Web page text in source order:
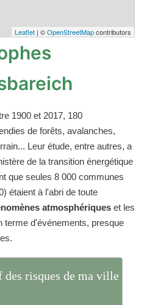
Leaflet | ©OpenStreetMapcontributors
1900 et 2017, 180
de forêts, avalanches,
Leur étude, entre autres, a
de la transition énergétique
que seules 8 000 communes
étaient à l'abri de toute
atmosphériques et les
terme d'événements, presque
risques de ma ville